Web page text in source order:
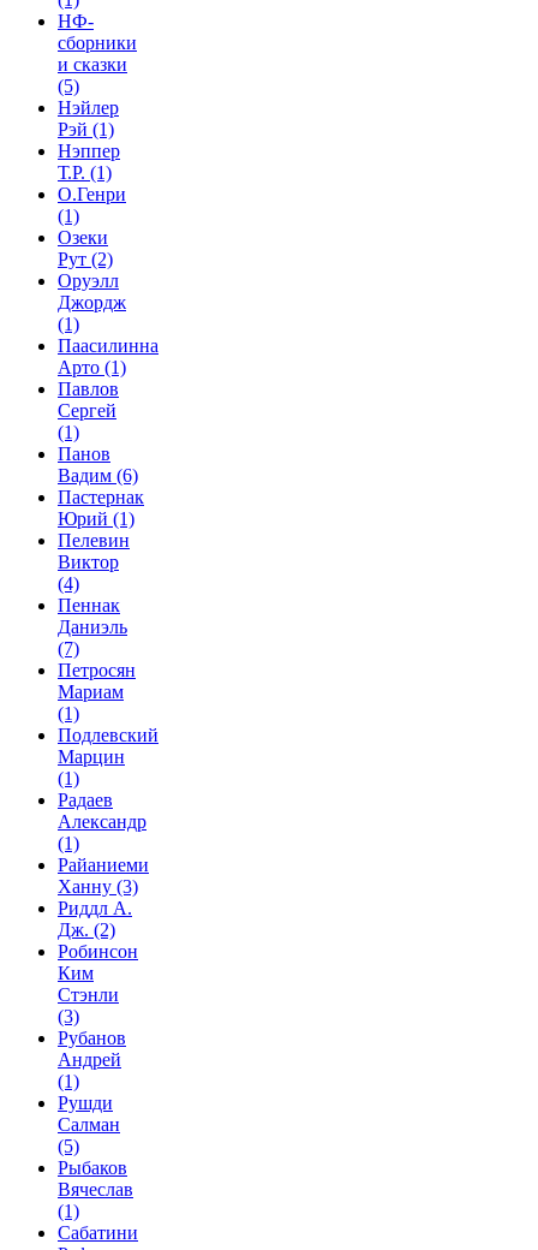
НФ-
сборники
и сказки
(5)
Нэйлер
Рэй (1)
Нэппер
Т.Р. (1)
О.Генри
(1)
Озеки
Рут (2)
Оруэлл
Джордж
(1)
Паасилинна
Арто (1)
Павлов
Сергей
(1)
Панов
Вадим (6)
Пастернак
Юрий (1)
Пелевин
Виктор
(4)
Пеннак
Даниэль
(7)
Петросян
Мариам
(1)
Подлевский
Марцин
(1)
Радаев
Александр
(1)
Райаниеми
Ханну (3)
Риддл А.
Дж. (2)
Робинсон
Ким
Стэнли
(3)
Рубанов
Андрей
(1)
Рушди
Салман
(5)
Рыбаков
Вячеслав
(1)
Сабатини